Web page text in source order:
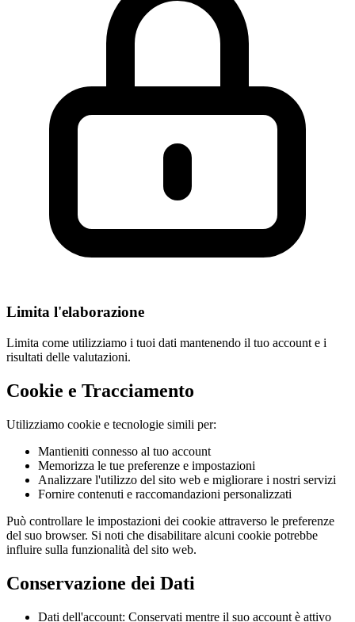
Limita l'elaborazione
Limita come utilizziamo i tuoi dati mantenendo il tuo account e i
risultati delle valutazioni.
Cookie e Tracciamento
Utilizziamo cookie e tecnologie simili per:
Mantieniti connesso al tuo account
Memorizza le tue preferenze e impostazioni
Analizzare l'utilizzo del sito web e migliorare i nostri servizi
Fornire contenuti e raccomandazioni personalizzati
Può controllare le impostazioni dei cookie attraverso le preferenze
del suo browser. Si noti che disabilitare alcuni cookie potrebbe
influire sulla funzionalità del sito web.
Conservazione dei Dati
Dati dell'account: Conservati mentre il suo account è attivo